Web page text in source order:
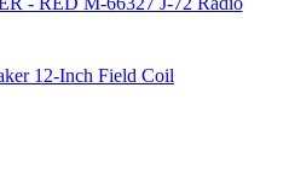
12-Inch Field Coil